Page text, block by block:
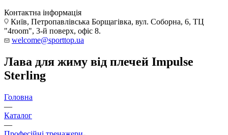
Контактна інформація
Київ, Петропавлівська Борщагівка, вул. Соборна, 6, ТЦ
"4room", 3-й поверх, офіс 8.
welcome@sporttop.ua
Лава для жиму від плечей Impulse
Sterling
Головна
—
Каталог
—